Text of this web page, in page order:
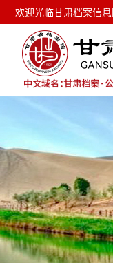
欢迎光临甘肃档案信